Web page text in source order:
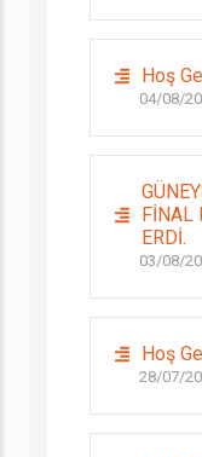
Hoş
04/08/
FİNAL
ERDİ.
03/08/
Hoş
28/07/